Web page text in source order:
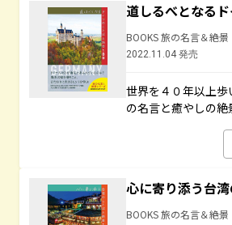
道しるべとなる
BOOKS 旅の名言＆絶景
2022.11.04 発売
世界を４０年以上
の名言と癒やしの絶
心に寄り添う台
BOOKS 旅の名言＆絶景